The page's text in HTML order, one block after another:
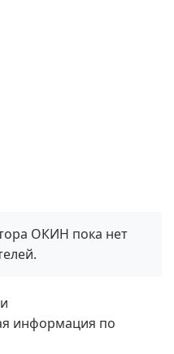
ОКИН пока нет
информация по